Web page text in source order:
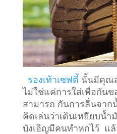
รองเท้าเซฟตี้ นั้นมีคุณ
ไม่ใช่แค่การใส่เพื่อกัน
สามารถ กันการลื่นจา
คิดเล่นว่าเดินเหยียบน้ำ
บังเอิญมีคนทำหกไว้ แล้